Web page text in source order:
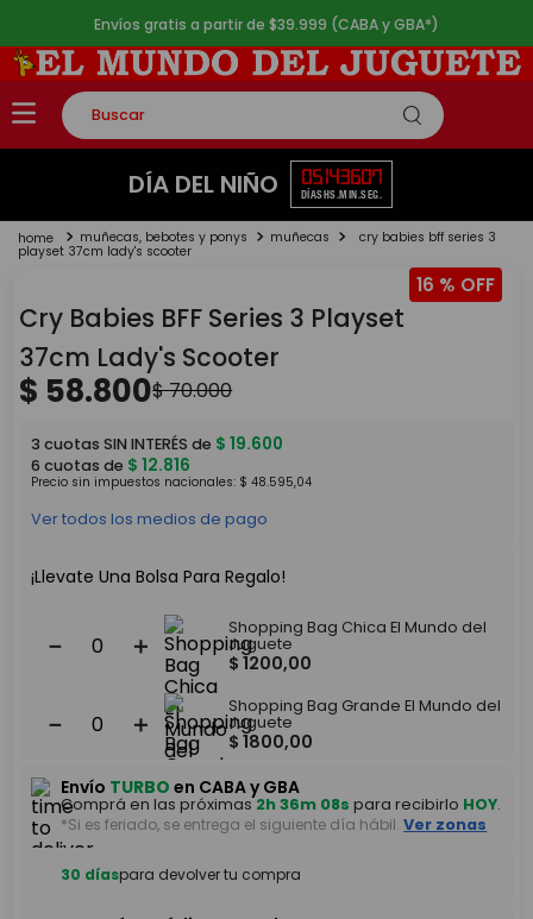
Envíos gratis a partir de $39.999 (CABA y GBA*)
Buscar
TÉRMINOS MÁS BUSCADOS
2.
lego
4.
monopatin
5. toy story
DÍA DEL NIÑO 05
DÍAS
14
HS.
36
MIN.
07
SEG.
muñecas, bebotes y ponys muñecas cry babies bff series 3
playset 37cm lady's scooter
16 %
Cry Babies BFF Series 3 Playset
37cm Lady's Scooter
$ 58.800$70.000
3 cuotas SIN INTERÉS de $ 19.600
6 cuotas de $ 12.816
Precio sin impuestos nacionales: $ 48.595,04
Ver todos los medios de pago
¡Llevate Una Bolsa Para Regalo!
＋
－
Shopping Bag Chica El Mundo del
Juguete
$ 1200,00
＋
－
Shopping Bag Grande El Mundo del
Juguete
$ 1800,00
Envío TURBO en CABA y GBA
Comprá en las próximas2h 36m 08s para recibirlo HOY.
*Si es feriado, se entrega el siguiente día hábil. Ver zonas
30 díaspara devolver tu compra